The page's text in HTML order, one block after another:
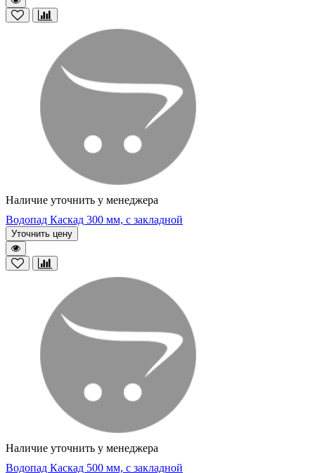
Наличие уточнить у менеджера
Водопад Каскад 300 мм, с закладной
Уточнить цену
Наличие уточнить у менеджера
Водопад Каскад 500 мм, с закладной